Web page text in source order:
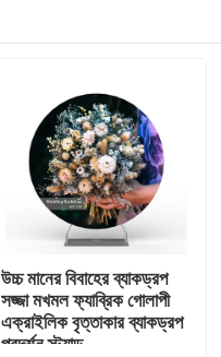
উচ্চ মানের বিবাহের ব্যাকড্রপ
সজ্জা মখমল ফ্যাব্রিক গোলাপী
এক্রাইলিক বৃত্তাকার ব্যাকড্রপ
প্রদর্শন স্ট্যান্ড